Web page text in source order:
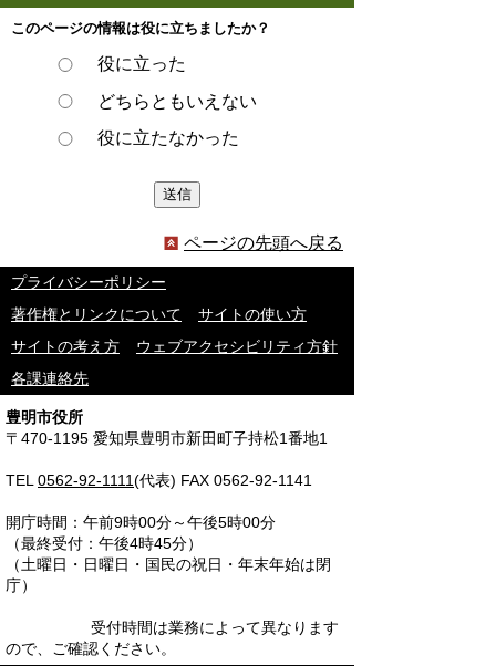
このページの情報は役に立ちましたか？
役に立った
どちらともいえない
役に立たなかった
ページの先頭へ戻る
プライバシーポリシー
著作権とリンクについて
サイトの使い方
サイトの考え方
ウェブアクセシビリティ方針
各課連絡先
豊明市役所
〒470-1195 愛知県豊明市新田町子持松1番地1
TEL 0562-92-1111(代表) FAX 0562-92-1141
開庁時間：午前9時00分～午後5時00分
（最終受付：午後4時45分）
（土曜日・日曜日・国民の祝日・年末年始は閉
庁）
受付時間は業務によって異なります
ので、ご確認ください。